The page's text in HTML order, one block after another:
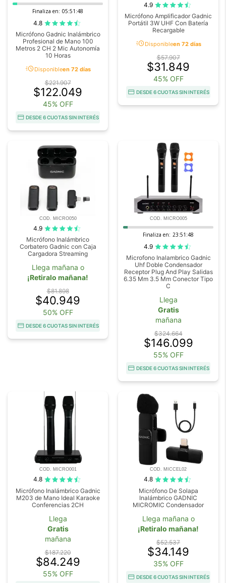
Finaliza en: 05:51:48
4.8
Micrófono Gadnic Inalámbrico
Profesional de Mano 100
Metros 2 CH 2 Mic Autonomía
10 Horas
acuteDisponibleen 72 días
$221.907
$122.049
45% OFF
DESDE 6 CUOTAS SIN INTERÉS
4.9
Micrófono Amplificador Gadnic
Portátil 3W UHF Con Batería
Recargable
acuteDisponibleen 72 días
$57.907
$31.849
45% OFF
DESDE 6 CUOTAS SIN INTERÉS
COD. MICRO050
4.9
Micrófono Inalámbrico
Corbatero Gadnic con Caja
Cargadora Streaming
Llega mañana o
¡Retiralo mañana!
$81.898
$40.949
50% OFF
DESDE 6 CUOTAS SIN INTERÉS
COD. MICRO005
Finaliza en: 23:51:48
4.9
Microfono Inalambrico Gadnic
Uhf Doble Condensador
Receptor Plug And Play Salidas
6.35 Mm 3.5 Mm Conector Tipo
C
Llega
Gratis
mañana
$324.664
$146.099
55% OFF
DESDE 6 CUOTAS SIN INTERÉS
COD. MICRO001
4.8
Micrófono Inalámbrico Gadnic
M203 de Mano Ideal Karaoke
Conferencias 2CH
Llega
Gratis
mañana
$187.220
$84.249
55% OFF
COD. MICCEL02
4.8
Micrófono De Solapa
Inalámbrico GADNIC
MICROMIC Condensador
Llega mañana o
¡Retiralo mañana!
$52.537
$34.149
35% OFF
DESDE 6 CUOTAS SIN INTERÉS